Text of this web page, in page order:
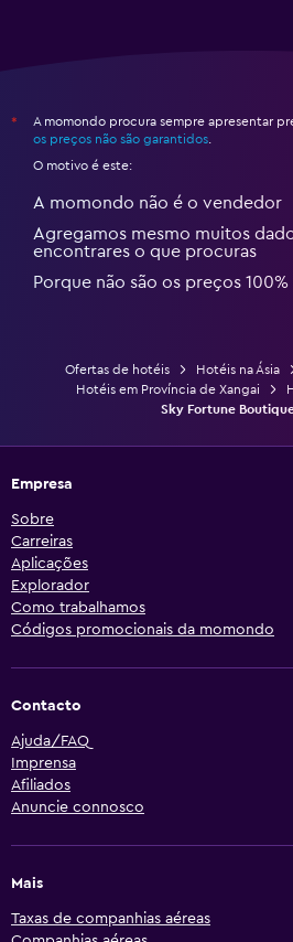
*
A momondo procura sempre apresentar
os preços não são garantidos
O motivo é este:
A momondo não é o vendedor
Agregamos mesmo muitos
encontrares o que procuras
Porque não são os preços
Ofertas de hotéis Hotéis na Ásia
Hotéis em Província de Xangai
Sky Fortune
Empresa
Sobre
Carreiras
Aplicações
Explorador
Como trabalhamos
Códigos promocionais da momondo
Contacto
Ajuda/FAQ
Imprensa
Afiliados
Anuncie connosco
Mais
Taxas de companhias aéreas